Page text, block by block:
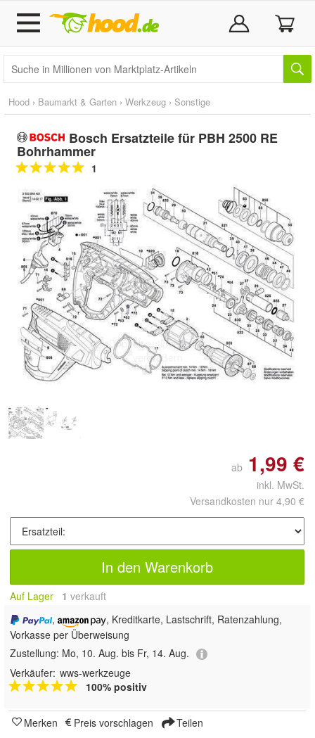
Hood › Baumarkt & Garten › Werkzeug › Sonstige
Bosch Ersatzteile für PBH 2500 RE
Bohrhammer
1
Doppelt antippen zum
vergrößern
ab 1,99 €
inkl. MwSt.
Versandkosten nur 4,90 €
In den Warenkorb
Auf Lager 1 verkauft
,
, Kreditkarte, Lastschrift, Ratenzahlung,
Vorkasse per Überweisung
Zustellung: Mo, 10. Aug. bis Fr, 14. Aug.
Verkäufer: wws-werkzeuge
100% positiv
Merken Preis vorschlagen Teilen